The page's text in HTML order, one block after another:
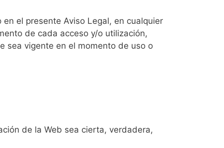
el presente Aviso Legal, en cualquier
de cada acceso y/o utilización,
sea vigente en el momento de uso o
de la Web sea cierta, verdadera,